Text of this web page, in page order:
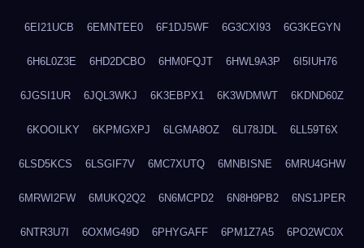
6EI21UCB 6EMNTEE0 6F1DJ5WF 6G3CXI93 6G3KEGYN
6H6L0Z3E 6HD2DCBO 6HM0FQJT 6HWL9A3P 6I5IUH76
6JGSI1UR 6JQL3WKJ 6K3EBPX1 6K3WDMWT 6KDND60Z
6KOOILKY 6KPMGXPJ 6LGMA8OZ 6LI78JDL 6LL59T6X
6LSD5KCS 6LSGIF7V 6MC7XUTQ 6MNBISNE 6MRU4GHW
6MRWI2FW 6MUKQ2Q2 6N6MCPD2 6N8H9PB2 6NS1JPER
6NTR3U7I 6OXMG49D 6PHYGAFF 6PM1Z7A5 6PO2WC0X